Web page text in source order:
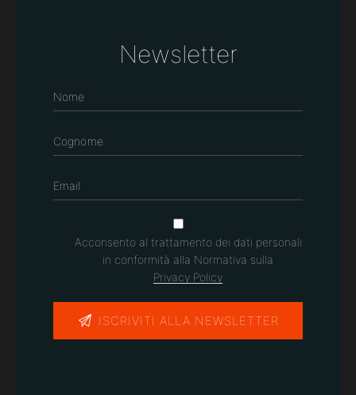
Newsletter
Acconsento al trattamento dei dati personali
in conformità alla Normativa sulla
Privacy Policy